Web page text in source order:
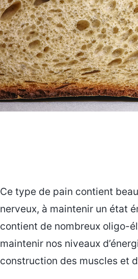
Ce type de pain contient
nerveux, à maintenir un état
contient de nombreux oligo-
maintenir nos niveaux
construction des muscles et